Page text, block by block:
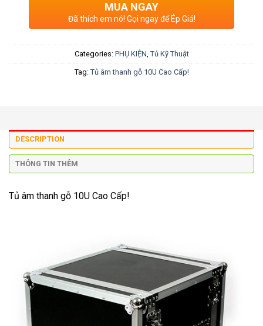
MUA NGAY
Đã thích em nó! Gọi ngay để Ép Giá!
Categories: PHỤ KIỆN, Tủ Kỹ Thuật
Tag: Tủ âm thanh gỗ 10U Cao Cấp!
DESCRIPTION
THÔNG TIN THÊM
Tủ âm thanh gỗ 10U Cao Cấp!